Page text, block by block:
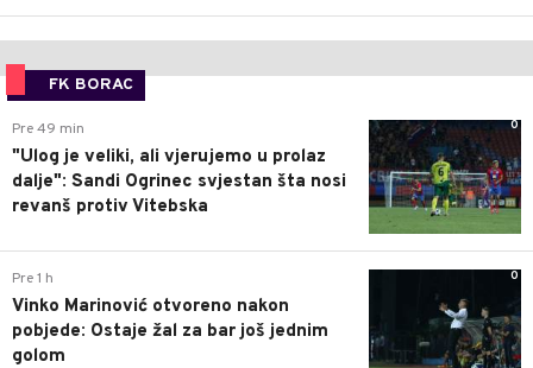
FK BORAC
0
Pre 49 min
"Ulog je veliki, ali vjerujemo u prolaz
dalje": Sandi Ogrinec svjestan šta nosi
revanš protiv Vitebska
0
Pre 1 h
Vinko Marinović otvoreno nakon
pobjede: Ostaje žal za bar još jednim
golom